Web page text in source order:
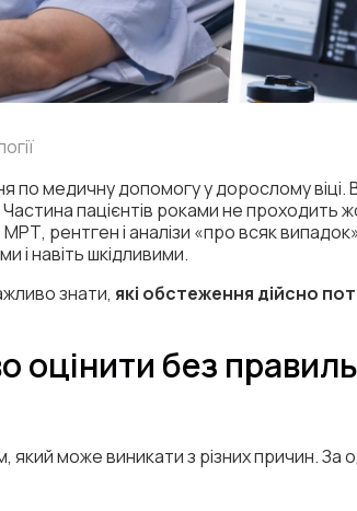
по медичну допомогу у дорослому
пацієнтів роками не проходить
рентген і аналізи «про всяк
і навіть шкідливими.
знати, які обстеження дійсно
оцінити без
може виникати з різних причин. За